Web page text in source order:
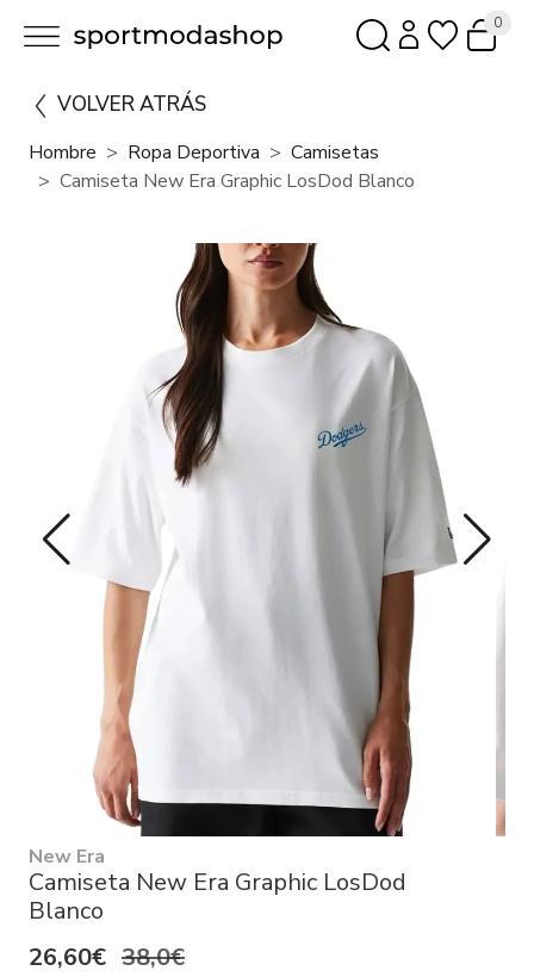
0
VOLVER ATRÁS
Hombre Ropa Deportiva
Camisetas
Camiseta New Era Graphic LosDod Blanco
New Era
Camiseta New Era Graphic LosDod
Blanco
26,60€ 38,0€